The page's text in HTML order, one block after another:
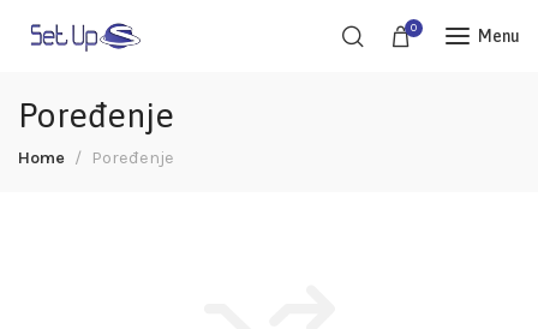
0 Menu
Poređenje
Home Poređenje